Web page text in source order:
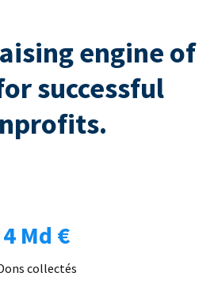
engine of
successful
4 Md €
collectés